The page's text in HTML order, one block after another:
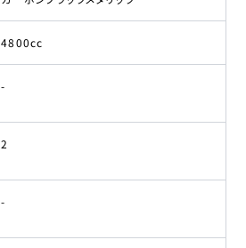
4800cc
-
2
-